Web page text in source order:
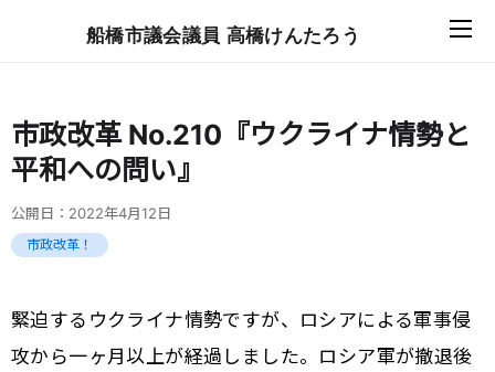
船橋市議会議員 高橋けんたろう
市政改革 No.210『ウクライナ情勢と
平和への問い』
公開日： 2022年4月12日
市政改革！
緊迫するウクライナ情勢ですが、ロシアによる軍事侵
攻から一ヶ月以上が経過しました。ロシア軍が撤退後